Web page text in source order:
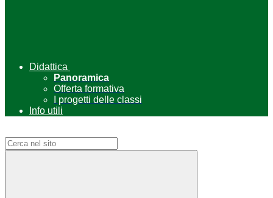
Didattica
Panoramica
Offerta formativa
I progetti delle classi
Info utili